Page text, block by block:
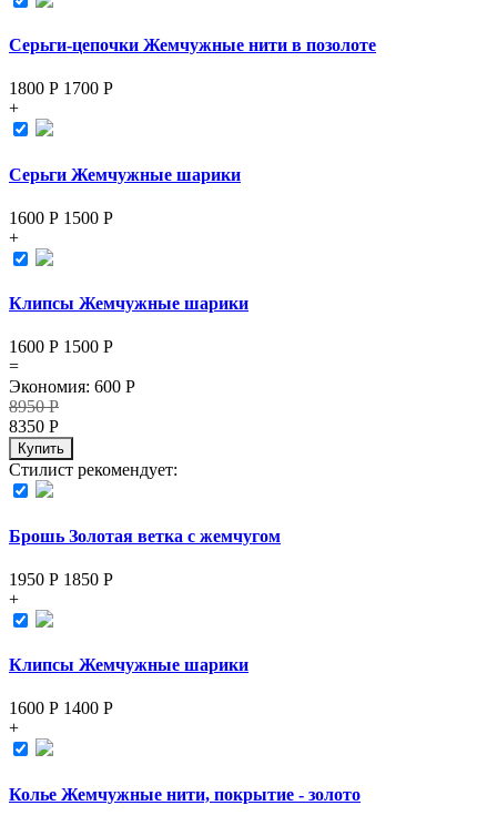
Серьги-цепочки Жемчужные нити в позолоте
1800 Р 1700 Р
+
Серьги Жемчужные шарики
1600 Р 1500 Р
+
Клипсы Жемчужные шарики
1600 Р 1500 Р
=
Экономия: 600 Р
8950Р
8350 Р
Купить
Стилист рекомендует:
Брошь Золотая ветка с жемчугом
1950 Р 1850 Р
+
Клипсы Жемчужные шарики
1600 Р 1400 Р
+
Колье Жемчужные нити, покрытие - золото